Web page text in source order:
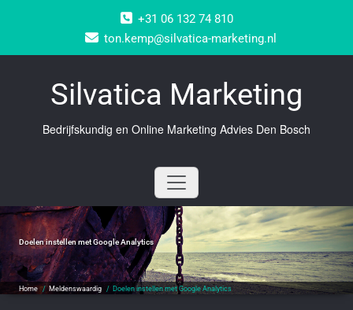
+31 06 132 74 810
ton.kemp@silvatica-marketing.nl
Silvatica Marketing
Bedrijfskundig en Online Marketing Advies Den Bosch
Doelen instellen met Google Analytics
Home / Meldenswaardig / Doelen instellen met Google Analytics